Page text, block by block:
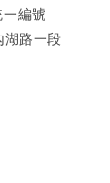
一編號
湖路一段